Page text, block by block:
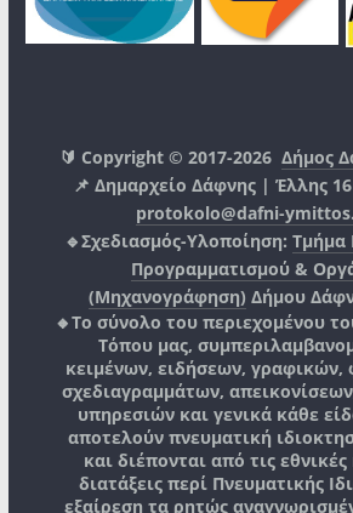
🔰 Copyright © 2017-2026Δήμος
📌 Δημαρχείο Δάφνης | Έλλης
protokolo@dafni-
🔹Σχεδιασμός-Υλοποίηση: Τμήμα
Προγραμματισμού &
(Μηχανογράφηση) Δήμου
🔸Το σύνολο του περιεχομένου
Τόπου μας,
κειμένων, ειδήσεων,
σχεδιαγραμμάτων,
υπηρεσιών και γενικά κάθε
αποτελούν πνευματική
και διέπονται από τις εθνικές
διατάξεις περί Πνευματικής
εξαίρεση τα ρητώς